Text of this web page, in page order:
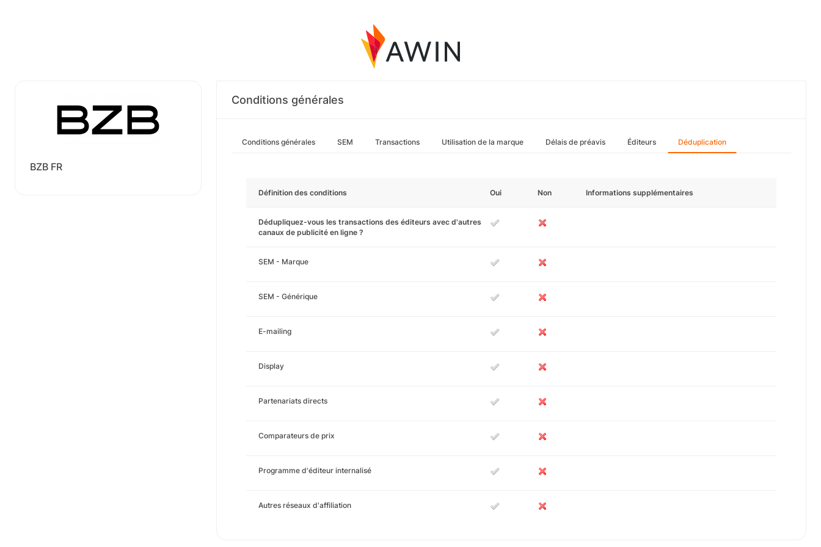
BZB FR
Conditions générales
Conditions générales SEM Transactions Utilisation de la marque Délais de préavis Éditeurs Déduplication
Définition des conditions Oui Non Informations supplémentaires
Dédupliquez-vous les transactions des éditeurs avec d'autres
canaux de publicité en ligne ?
SEM - Marque
SEM - Générique
E-mailing
Display
Partenariats directs
Comparateurs de prix
Programme d'éditeur internalisé
Autres réseaux d'affiliation